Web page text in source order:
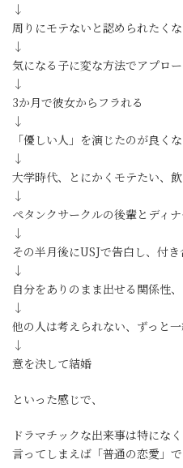
↓
周りにモテないと認められたく
↓
気になる子に変な方法でアプロ
↓
3か月で彼女からフラれる
↓
「優しい人」を演じたのが良く
↓
大学時代、とにかくモテたい、
↓
ペタンクサークルの後輩とディナ
↓
その半月後にUSJで告白し、付き
↓
自分をありのまま出せる関係性
↓
他の人は考えられない、ずっと
↓
意を決して結婚
といった感じで、
ドラマチックな出来事は特になく
言ってしまえば「普通の恋愛」で